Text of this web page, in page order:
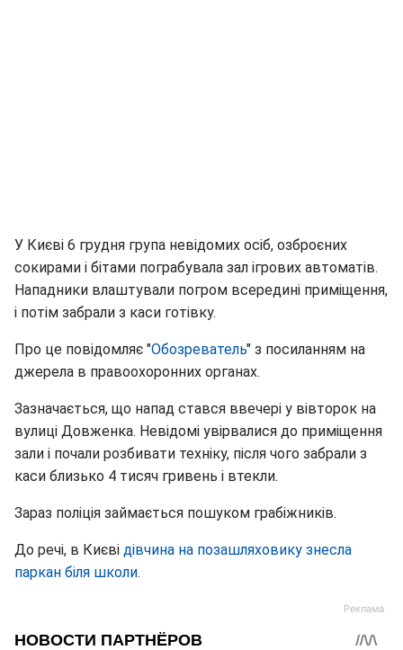
У Києві 6 грудня група невідомих осіб, озброєних
сокирами і бітами пограбувала зал ігрових автоматів.
Нападники влаштували погром всередині приміщення,
і потім забрали з каси готівку.
Про це повідомляє "Обозреватель" з посиланням на
джерела в правоохоронних органах.
Зазначається, що напад стався ввечері у вівторок на
вулиці Довженка. Невідомі увірвалися до приміщення
зали і почали розбивати техніку, після чого забрали з
каси близько 4 тисяч гривень і втекли.
Зараз поліція займається пошуком грабіжників.
До речі, в Києві дівчина на позашляховику знесла
паркан біля школи.